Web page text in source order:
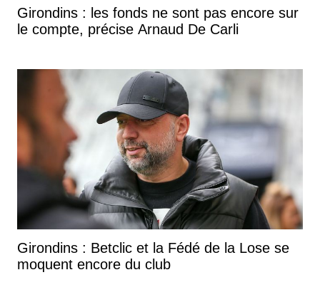
Girondins : les fonds ne sont pas encore sur
le compte, précise Arnaud De Carli
Girondins : Betclic et la Fédé de la Lose se
moquent encore du club